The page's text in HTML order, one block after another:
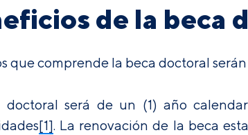
de la beca
que comprende la beca doctoral
doctoral será de un (1) año
[1]. La renovación de la beca